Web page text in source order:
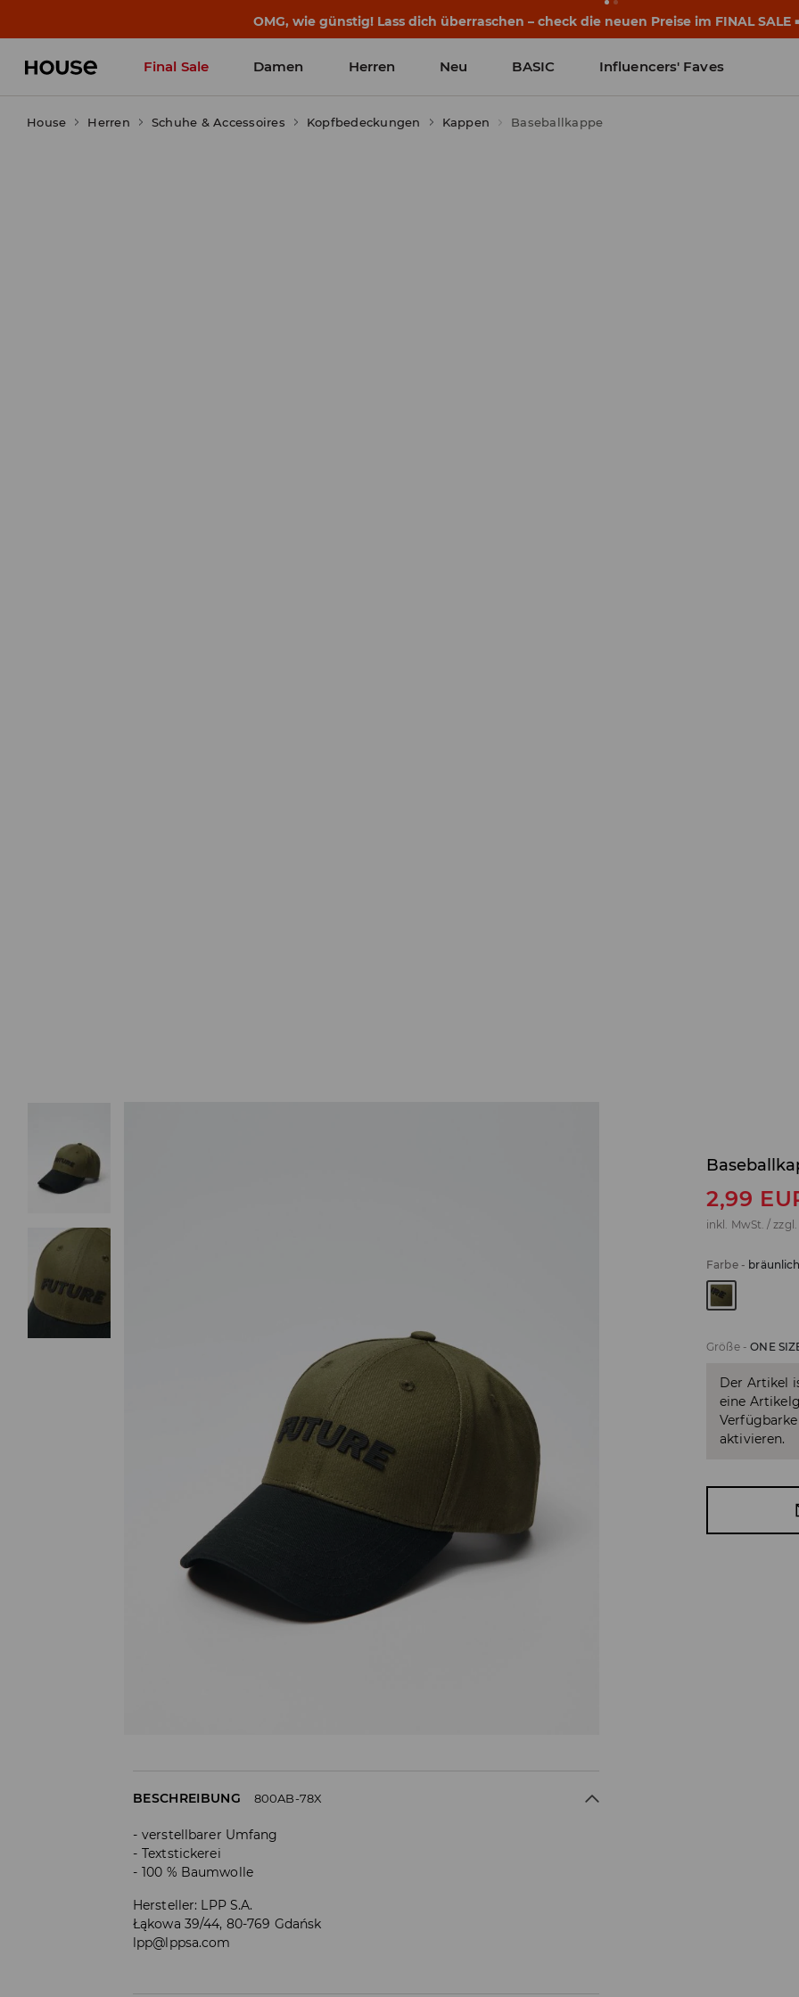
OMG, wie günstig! Lass dich überraschen – check die neuen Preise im FINAL SALE
Final Sale Damen Herren Neu BASIC Influencers' Faves
House Herren Schuhe & Accessoires Kopfbedeckungen Kappen Baseballkappe
2,99
inkl. MwSt. / zzgl.
Farbe-
Größe-ONE
Der Artikel
eine
aktivieren.
BESCHREIBUNG 800AB-78X
verstellbarer Umfang
Textstickerei
100 % Baumwolle
Hersteller: LPP S.A.
Łąkowa 39/44, 80-769 Gdańsk
lpp@lppsa.com